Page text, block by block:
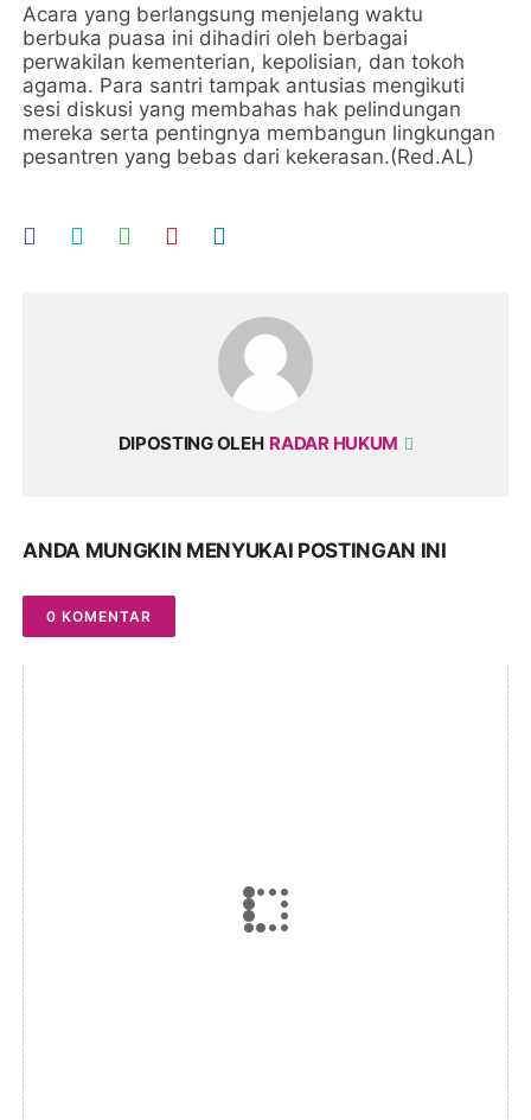
Acara yang berlangsung menjelang waktu
berbuka puasa ini dihadiri oleh berbagai
perwakilan kementerian, kepolisian, dan tokoh
agama. Para santri tampak antusias mengikuti
sesi diskusi yang membahas hak pelindungan
mereka serta pentingnya membangun lingkungan
pesantren yang bebas dari kekerasan.(Red.AL)
DIPOSTING OLEH RADAR HUKUM
ANDA MUNGKIN MENYUKAI POSTINGAN INI
0 KOMENTAR